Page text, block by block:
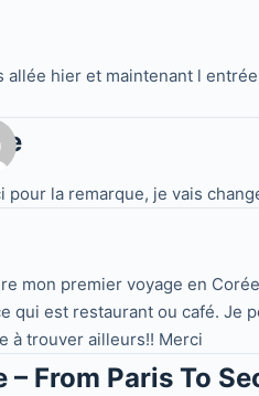
allée hier et maintenant l
pour la remarque, je vais
mon premier voyage en
qui est restaurant ou café. Je
à trouver ailleurs!! Merci
From Paris To